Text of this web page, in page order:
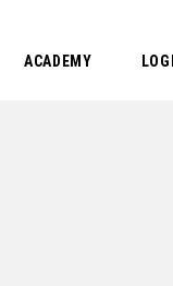
ACADEMY